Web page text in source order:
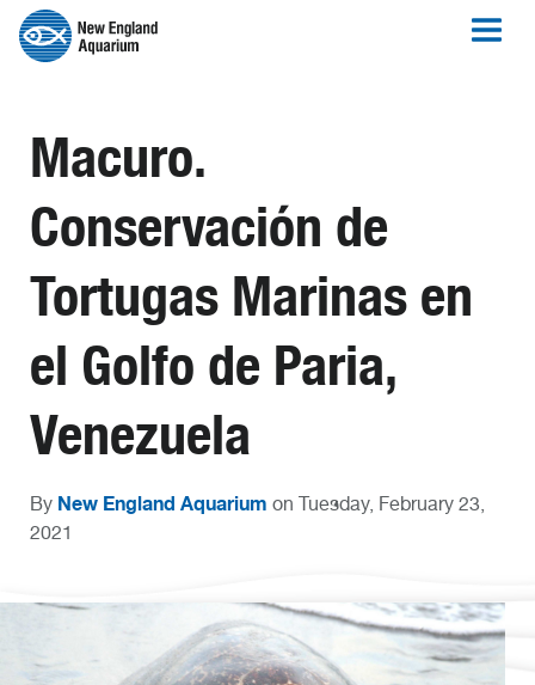
Macuro.
Conservación de
Tortugas Marinas en
el Golfo de Paria,
Venezuela
By New England Aquarium on Tuesday, February 23,
2021